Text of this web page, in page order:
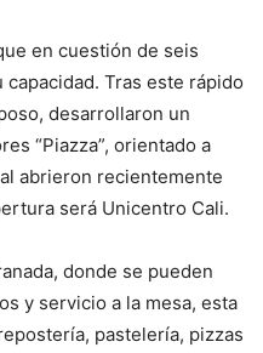
en cuestión de seis
Tras este rápido
desarrollaron un
“Piazza”, orientado a
abrieron recientemente
será Unicentro Cali.
donde se pueden
y servicio a la mesa, esta
pastelería, pizzas